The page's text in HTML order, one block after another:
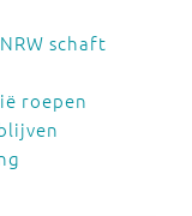
schaft
roepen